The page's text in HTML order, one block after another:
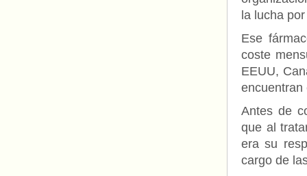
la lucha
Ese
coste
EEUU,
encuentran
Antes de
que al
era su
cargo de